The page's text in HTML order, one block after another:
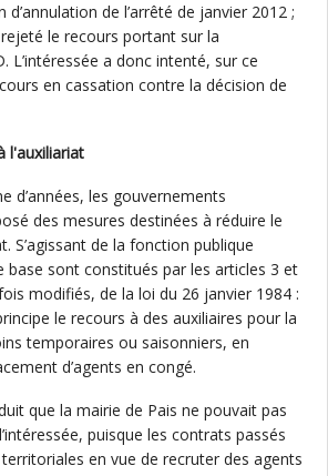
de l’arrêté de janvier 2012 ;
le recours portant sur la
L’intéressée a donc intenté, sur ce
en cassation contre la décision de
l'auxiliariat
d’années, les gouvernements
des mesures destinées à réduire le
S’agissant de la fonction publique
base sont constitués par les articles 3 et
modifiés, de la loi du 26 janvier 1984 :
le recours à des auxiliaires pour la
temporaires ou saisonniers, en
d’agents en congé.
que la mairie de Pais ne pouvait pas
puisque les contrats passés
en vue de recruter des agents